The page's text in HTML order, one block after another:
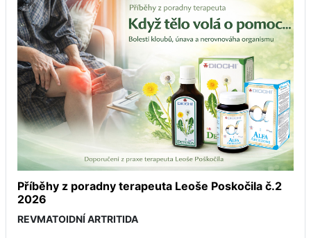
Příběhy z poradny terapeuta Leoše Poskočila č.2
2026
REVMATOIDNÍ ARTRITIDA